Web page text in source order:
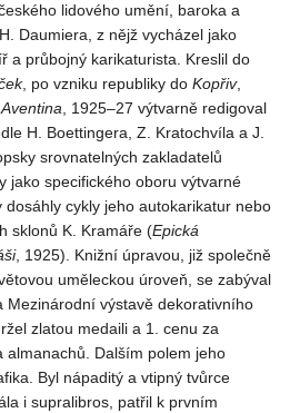
lidového umění, baroka a
Daumiera, z nějž vycházel jako
a průbojný karikaturista. Kreslil do
, po vzniku republiky do Kopřiv,
, 1925–27 výtvarně redigoval
H. Boettingera, Z. Kratochvíla a J.
srovnatelných zakladatelů
jako specifického oboru výtvarné
dosáhly cykly jeho autokarikatur nebo
sklonů K. Kramáře (Epická
, 1925). Knižní úpravou, již společně
uměleckou úroveň, se zabýval
Mezinárodní výstavě dekorativního
zlatou medaili a 1. cenu za
almanachů. Dalším polem jeho
Byl nápaditý a vtipný tvůrce
i supralibros, patřil k prvním